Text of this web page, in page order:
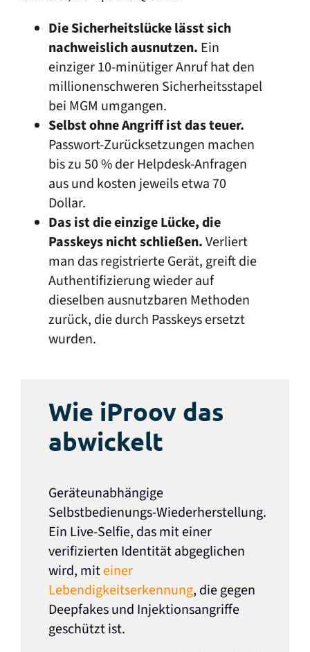
Die Sicherheitslücke lässt sich
nachweislich ausnutzen. Ein
einziger 10-minütiger Anruf hat den
millionenschweren Sicherheitsstapel
bei MGM umgangen.
Selbst ohne Angriff ist das teuer.
Passwort-Zurücksetzungen machen
bis zu 50 % der Helpdesk-Anfragen
aus und kosten jeweils etwa 70
Dollar.
Das ist die einzige Lücke, die
Passkeys nicht schließen.Verliert
man das registrierte Gerät, greift die
Authentifizierung wieder auf
dieselben ausnutzbaren Methoden
zurück, die durch Passkeys ersetzt
wurden.
Wie iProov das
abwickelt
Geräteunabhängige
Selbstbedienungs-Wiederherstellung.
Ein Live-Selfie, das mit einer
verifizierten Identität abgeglichen
wird, miteiner
Lebendigkeitserkennung, die gegen
Deepfakes und Injektionsangriffe
geschützt ist.